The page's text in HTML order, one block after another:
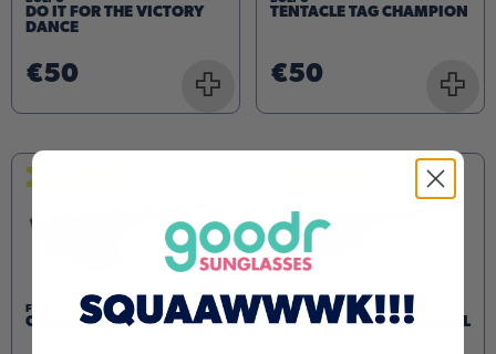
DO IT FOR THE VICTORY
DANCE
€50 +
TENTACLE TAG CHAMPION
€50 +
FLEX G
COUNTRY CLUB CRASHER
FLEX G
THAT NEW ASPHALT SMELL